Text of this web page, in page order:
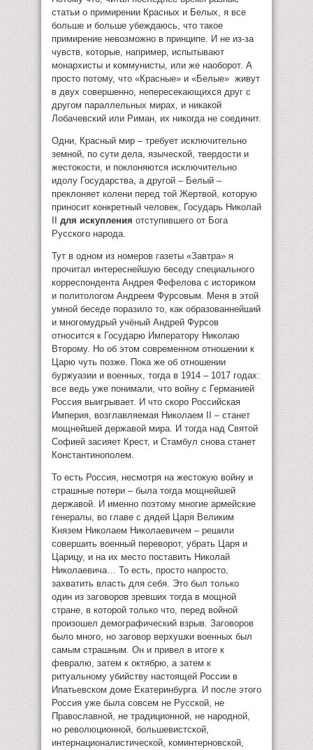
статьи о примирении Красных и Белых, я все
больше и больше убеждаюсь, что такое
примирение невозможно в принципе. И не из-за
чувств, которые, например, испытывают
монархисты и коммунисты, или же наоборот. А
просто потому, что «Красные» и «Белые» живут
в двух совершенно, непересекающихся друг с
другом параллельных мирах, и никакой
Лобачевский или Риман, их никогда не соединит.
Одни, Красный мир – требует исключительно
земной, по сути дела, языческой, твердости и
жестокости, и поклоняются исключительно
идолу Государства, а другой – Белый –
преклоняет колени перед той Жертвой, которую
приносит конкретный человек, Государь Николай
для искупления отступившего от Бога
Русского народа.
Тут в одном из номеров газеты «Завтра» я
прочитал интереснейшую беседу специального
корреспондента Андрея Фефелова с историком
и политологом Андреем Фурсовым. Меня в этой
умной беседе поразило то, как образованнейший
и многомудрый учёный Андрей Фурсов
относится к Государю Императору Николаю
Второму. Но об этом современном отношении к
Царю чуть позже. Пока же об отношении
буржуазии и военных, тогда в 1914 – 1017 годах:
все ведь уже понимали, что войну с Германией
Россия выигрывает. И что скоро Российская
Империя, возглавляемая Николаем II – станет
мощнейшей державой мира. И тогда над Святой
Софией засияет Крест, и Стамбул снова станет
Константинополем.
То есть Россия, несмотря на жестокую войну и
страшные потери – была тогда мощнейшей
державой. И именно поэтому многие армейские
генералы, во главе с дядей Царя Великим
Князем Николаем Николаевичем – решили
совершить военный переворот, убрать Царя и
Царицу, и на их место поставить Николай
Николаевича… То есть, просто напросто,
захватить власть для себя. Это был только
один из заговоров зревших тогда в мощной
стране, в которой только что, перед войной
произошел демографический взрыв. Заговоров
было много, но заговор верхушки военных был
самым страшным. Он и привел в итоге к
февралю, затем к октябрю, а затем к
ритуальному убийству настоящей России в
Ипатьевском доме Екатеринбурга. И после этого
Россия уже была совсем не Русской, не
Православной, не традиционной, не народной,
но революционной, большевистской,
интернационалистической, коминтерновской,